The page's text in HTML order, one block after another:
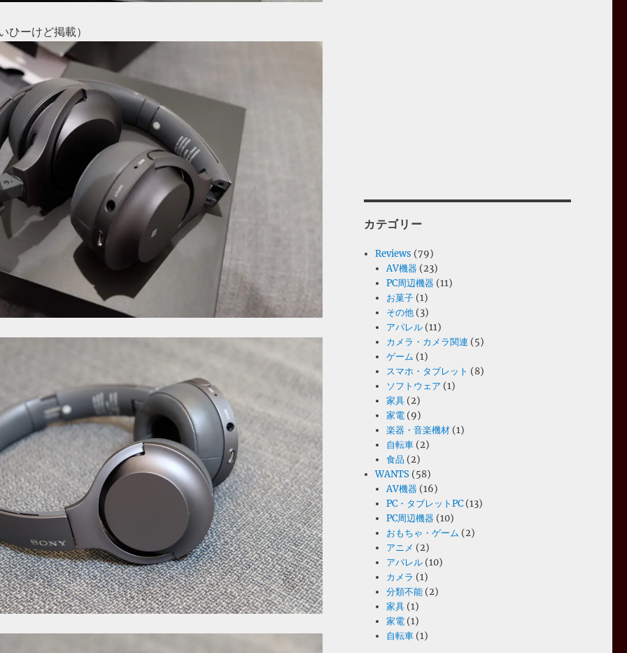
ひーけど掲載）
カテゴリー
Reviews (79)
AV機器 (23)
PC周辺機器 (11)
お菓子 (1)
その他 (3)
アパレル (11)
カメラ・カメラ関連 (5)
ゲーム (1)
スマホ・タブレット (8)
ソフトウェア (1)
家具 (2)
家電 (9)
楽器・音楽機材 (1)
自転車 (2)
食品 (2)
WANTS (58)
AV機器 (16)
PC・タブレットPC (13)
PC周辺機器 (10)
おもちゃ・ゲーム (2)
アニメ (2)
アパレル (10)
カメラ (1)
分類不能 (2)
家具 (1)
家電 (1)
自転車 (1)